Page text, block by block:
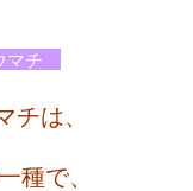
マチ
チは、
種で、